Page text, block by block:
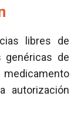
libres de
genéricas de
autorización